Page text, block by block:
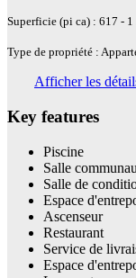
Superficie (pi ca) : 617 - 1
Type de propriété :
Afficher les
Key features
Piscine
Salle
Salle de
Espace
Ascenseur
Restaurant
Service de
Espace